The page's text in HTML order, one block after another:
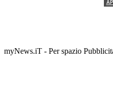
myNews.iT - Per spazio